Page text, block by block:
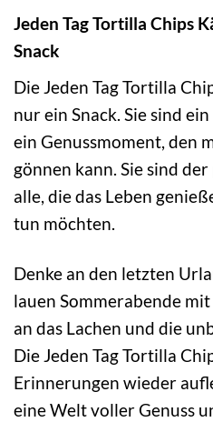
Jeden Tag Tortilla Chips
Snack
Die Jeden Tag Tortilla
nur ein Snack. Sie sind
ein Genussmoment, den
gönnen kann. Sie sind
alle, die das Leben
tun möchten.
Denke an den letzten
lauen Sommerabende
an das Lachen und die
Die Jeden Tag Tortilla
Erinnerungen wieder
eine Welt voller Genuss